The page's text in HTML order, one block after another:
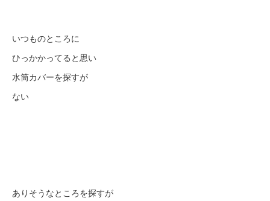
いつものところに
ひっかかってると思い
水筒カバーを探すが
ない
ありそうなところを探すが